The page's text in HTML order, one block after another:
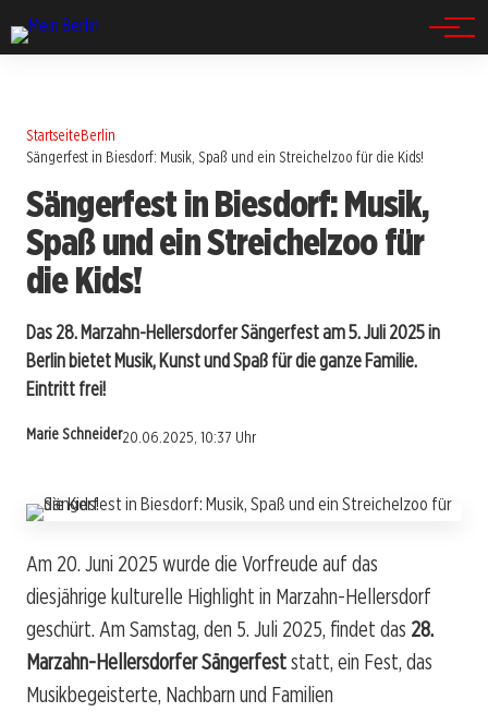
StartseiteBerlin
Sängerfest in Biesdorf: Musik, Spaß und ein Streichelzoo für die Kids!
Sängerfest in Biesdorf: Musik,
Spaß und ein Streichelzoo für
die Kids!
Das 28. Marzahn-Hellersdorfer Sängerfest am 5. Juli 2025 in
Berlin bietet Musik, Kunst und Spaß für die ganze Familie.
Eintritt frei!
Marie Schneider20.06.2025, 10:37 Uhr
Am 20. Juni 2025 wurde die Vorfreude auf das
diesjährige kulturelle Highlight in Marzahn-Hellersdorf
geschürt. Am Samstag, den 5. Juli 2025, findet das 28.
Marzahn-Hellersdorfer Sängerfeststatt, ein Fest, das
Musikbegeisterte, Nachbarn und Familien